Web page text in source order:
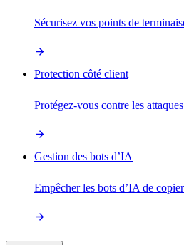
Sécurisez vos points de
Protection côté client
Protégez-vous contre les
Gestion des bots d’IA
Empêcher les bots d’IA de